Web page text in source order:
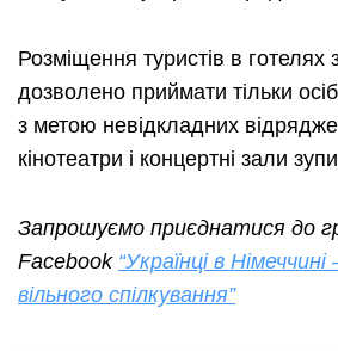
Розміщення туристів в готелях
дозволено приймати тільки
з метою невідкладних
кінотеатри і концертні зали
Запрошуємо приєднатися до
Facebook “Українці в
вільного спілкування”